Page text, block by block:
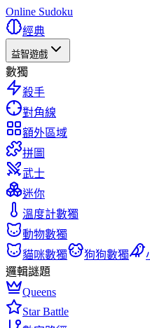
Online Sudoku
經典
益智遊戲
數獨
殺手
對角線
額外區域
拼圖
武士
迷你
溫度計數獨
動物數獨
貓咪數獨
狗狗數獨
邏輯謎題
Queens
Star Battle